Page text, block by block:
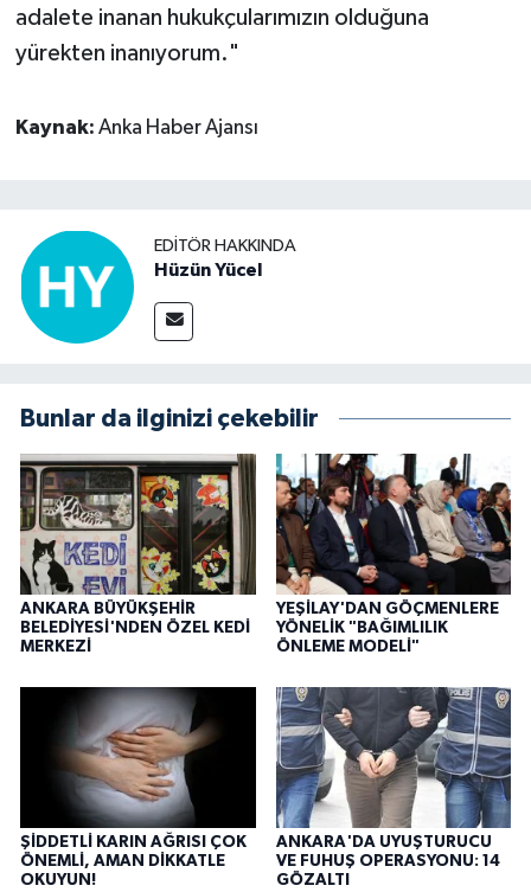
adalete inanan hukukçularımızın olduğuna
yürekten inanıyorum."
Kaynak: Anka Haber Ajansı
EDITÖR HAKKINDA
Hüzün Yücel
Bunlar da ilginizi çekebilir
ANKARA BÜYÜKŞEHİR
BELEDİYESİ'NDEN ÖZEL KEDİ
MERKEZİ
YEŞİLAY'DAN GÖÇMENLERE
YÖNELİK "BAĞIMLILIK
ÖNLEME MODELİ"
ŞİDDETLİ KARIN AĞRISI ÇOK
ÖNEMLİ, AMAN DİKKATLE
OKUYUN!
ANKARA'DA UYUŞTURUCU
VE FUHUŞ OPERASYONU: 14
GÖZALTI